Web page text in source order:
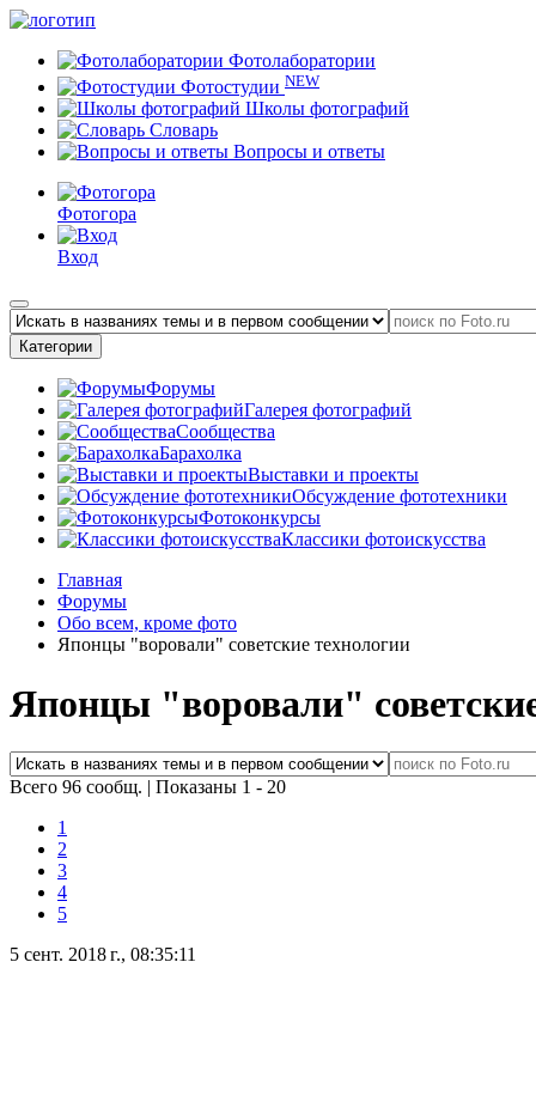
Фотолаборатории
Фотостудии NEW
Школы фотографий
Словарь
Вопросы и ответы
Фотогора
Вход
Категории
Форумы
Галерея фотографий
Сообщества
Барахолка
Выставки и проекты
Обсуждение фототехники
Фотоконкурсы
Классики фотоискусства
Главная
Форумы
Обо всем, кроме фото
Японцы "воровали" советские технологии
Японцы "воровали"
Всего 96 сообщ. | Показаны 1 - 20
1
2
3
4
5
5 сент. 2018 г., 08:35:11